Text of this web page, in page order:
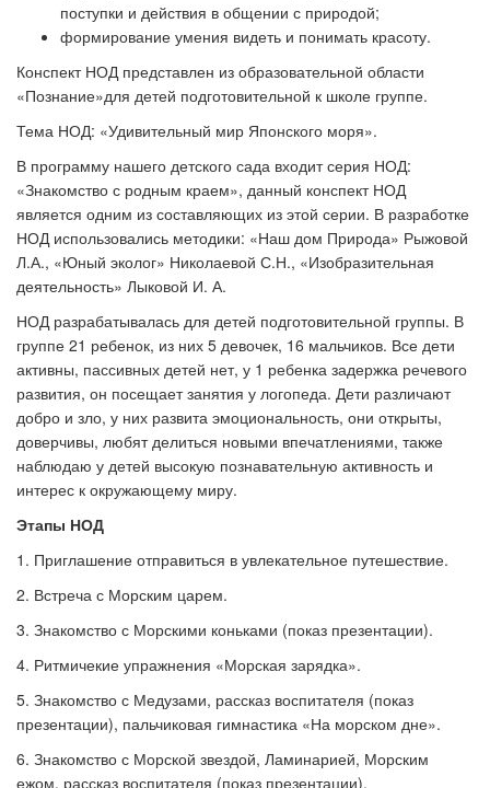
поступки и действия в общении с природой;
формирование умения видеть и понимать красоту.
Конспект НОД представлен из образовательной области
«Познание»для детей подготовительной к школе группе.
Тема НОД: «Удивительный мир Японского моря».
В программу нашего детского сада входит серия НОД:
«Знакомство с родным краем», данный конспект НОД
является одним из составляющих из этой серии. В разработке
НОД использовались методики: «Наш дом Природа» Рыжовой
Л.А., «Юный эколог» Николаевой С.Н., «Изобразительная
деятельность» Лыковой И. А.
НОД разрабатывалась для детей подготовительной группы. В
группе 21 ребенок, из них 5 девочек, 16 мальчиков. Все дети
активны, пассивных детей нет, у 1 ребенка задержка речевого
развития, он посещает занятия у логопеда. Дети различают
добро и зло, у них развита эмоциональность, они открыты,
доверчивы, любят делиться новыми впечатлениями, также
наблюдаю у детей высокую познавательную активность и
интерес к окружающему миру.
Этапы НОД
1. Приглашение отправиться в увлекательное путешествие.
2. Встреча с Морским царем.
3. Знакомство с Морскими коньками (показ презентации).
4. Ритмичекие упражнения «Морская зарядка».
5. Знакомство с Медузами, рассказ воспитателя (показ
презентации), пальчиковая гимнастика «На морском дне».
6. Знакомство с Морской звездой, Ламинарией, Морским
ежом, рассказ воспитателя (показ презентации).